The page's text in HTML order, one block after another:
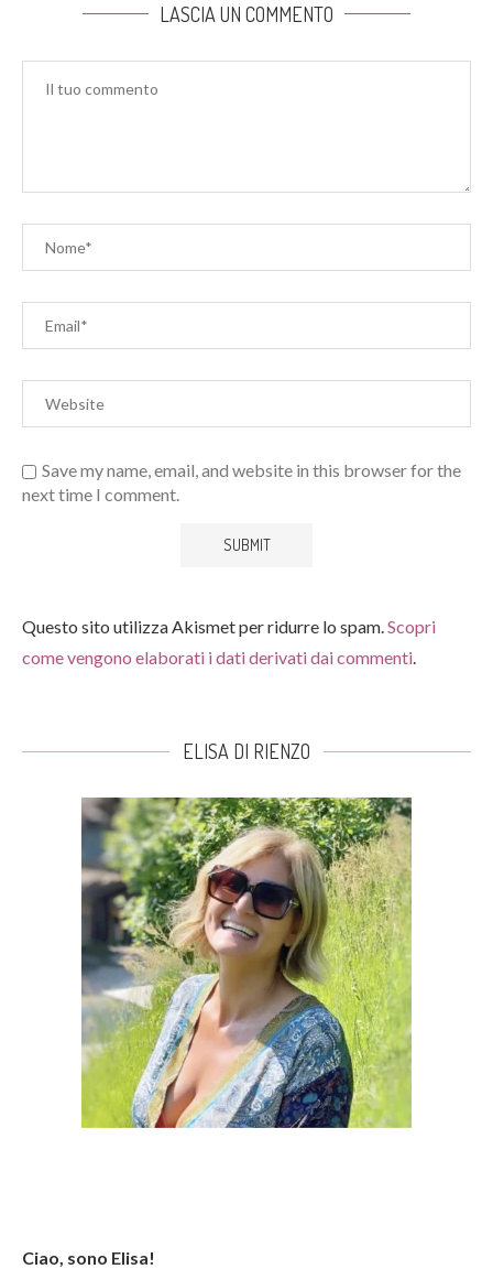
LASCIA UN COMMENTO
Save my name, email, and website in this browser for the
next time I comment.
Questo sito utilizza Akismet per ridurre lo spam. Scopri
come vengono elaborati i dati derivati dai commenti
ELISA DI RIENZO
Ciao, sono Elisa!